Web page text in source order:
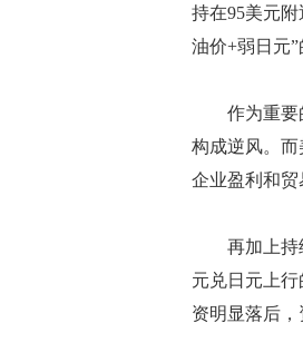
持在95美元
油价+弱日元
作为重要的
构成逆风。
企业盈利和贸
再加上持
元兑日元上
资明显落后